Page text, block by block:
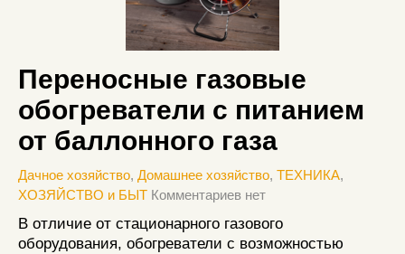
Переносные газовые
обогреватели с питанием
от баллонного газа
Дачное хозяйство, Домашнее хозяйство, ТЕХНИКА,
ХОЗЯЙСТВО и БЫТ Комментариев нет
В отличие от стационарного газового
оборудования, обогреватели с возможностью